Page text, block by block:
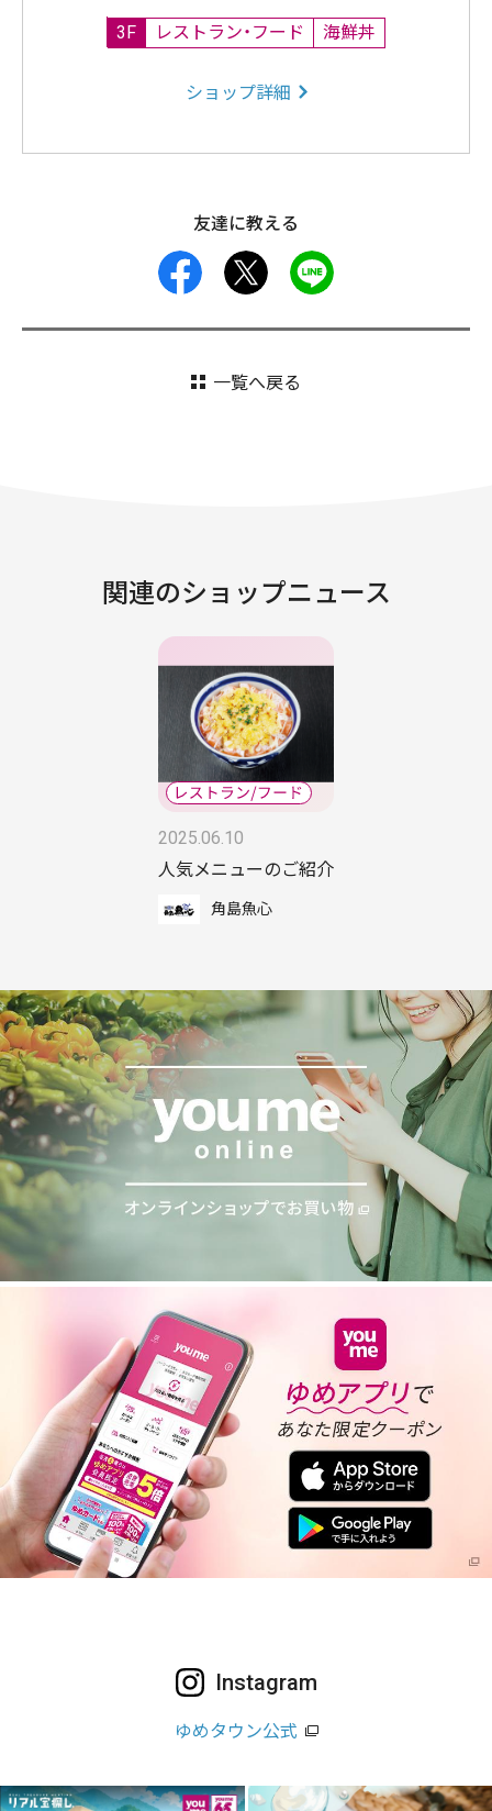
3F レストラン・フード 海鮮丼
ショップ詳細
友達に教える
facebook
一覧へ戻る
関連のショップニュース
2025.06.10
人気メニューのご紹介
角島魚心
Instagram
ゆめタウン公式